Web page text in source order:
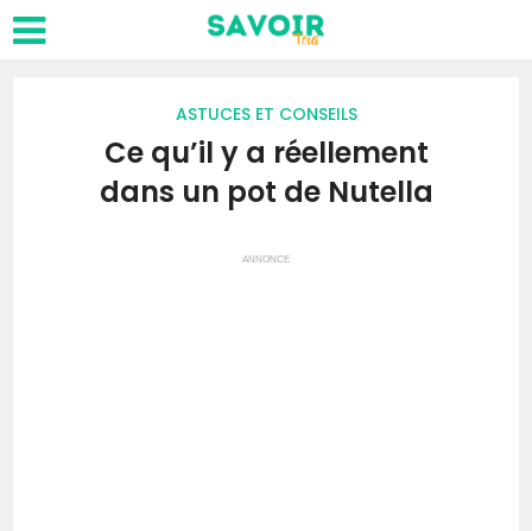
ASTUCES ET CONSEILS
Ce qu’il y a réellement
dans un pot de Nutella
ANNONCE